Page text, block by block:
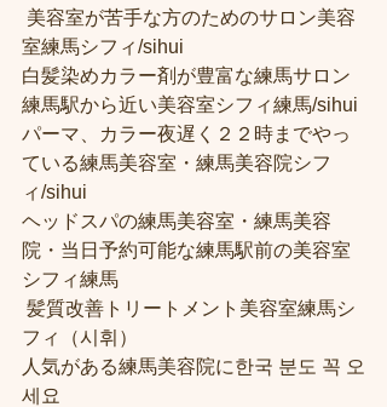
室練馬シフィ/sihui
白髪染めカラー剤が豊富な練馬サロン
練馬駅から近い美容室シフィ練馬/sihui
パーマ、カラー夜遅く２２時までやっ
ている練馬美容室・練馬美容院シフ
ィ/sihui
ヘッドスパの練馬美容室・練馬美容
院・当日予約可能な練馬駅前の美容室
シフィ練馬
フィ（시휘）
人気がある練馬美容院に한국 분도 꼭 오
세요